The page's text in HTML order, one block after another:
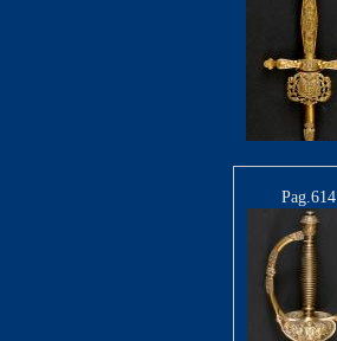
Pag.614